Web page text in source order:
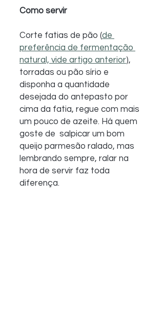
Como servir
Corte fatias de pão (de
preferência de fermentação
natural, vide artigo anterior),
torradas ou pão sírio e
disponha a quantidade
desejada do antepasto por
cima da fatia, regue com mais
um pouco de azeite. Há quem
goste de  salpicar um bom
queijo parmesão ralado, mas
lembrando sempre, ralar na
hora de servir faz toda
diferença.